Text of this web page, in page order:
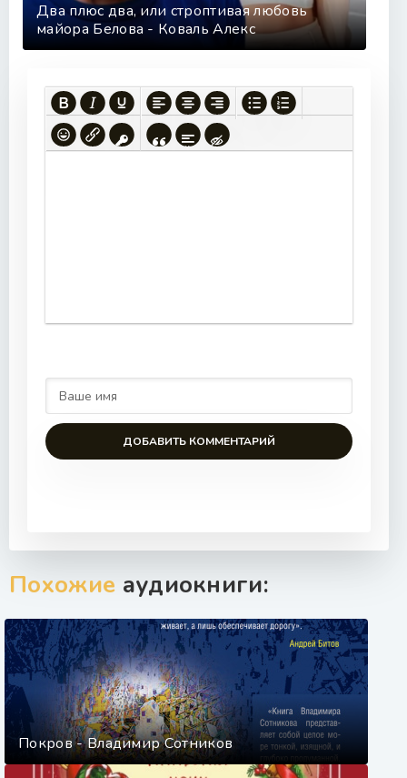
Два плюс два, или строптивая любовь
майора Белова - Коваль Алекс
ДОБАВИТЬ КОММЕНТАРИЙ
Похожие аудиокниги:
Покров - Владимир Сотников